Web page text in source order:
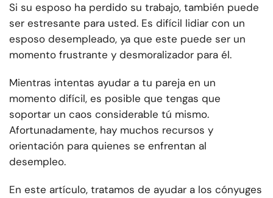
Si su esposo ha perdido su trabajo, también puede
ser estresante para usted. Es difícil lidiar con un
esposo desempleado, ya que este puede ser un
momento frustrante y desmoralizador para él.
Mientras intentas ayudar a tu pareja en un
momento difícil, es posible que tengas que
soportar un caos considerable tú mismo.
Afortunadamente, hay muchos recursos y
orientación para quienes se enfrentan al
desempleo.
En este artículo, tratamos de ayudar a los cónyuges